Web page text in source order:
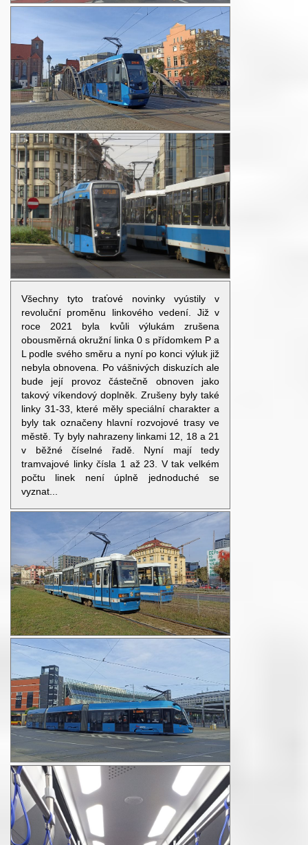
Všechny tyto traťové novinky vyústily v
revoluční proměnu linkového vedení. Již v
roce 2021 byla kvůli výlukám zrušena
obousměrná okružní linka 0 s přídomkem P a
L podle svého směru a nyní po konci výluk již
nebyla obnovena. Po vášnivých diskuzích ale
bude její provoz částečně obnoven jako
takový víkendový doplněk. Zrušeny byly také
linky 31-33, které měly speciální charakter a
byly tak označeny hlavní rozvojové trasy ve
městě. Ty byly nahrazeny linkami 12, 18 a 21
v běžné číselné řadě. Nyní mají tedy
tramvajové linky čísla 1 až 23. V tak velkém
počtu linek není úplně jednoduché se
vyznat...